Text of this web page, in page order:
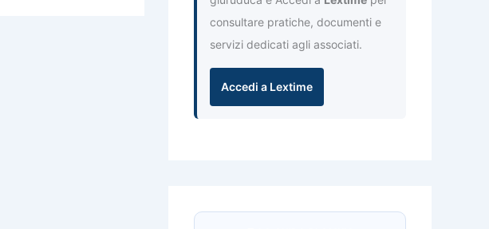
consultare pratiche, documenti e
servizi dedicati agli associati.
Accedi a Lextime